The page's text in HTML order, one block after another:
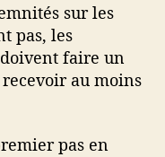
sur les
pas, les
faire un
au moins
pas en